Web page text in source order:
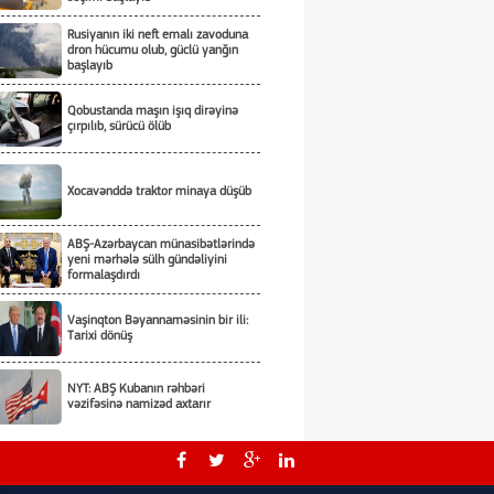
Rusiyanın iki neft emalı zavoduna
dron hücumu olub, güclü yanğın
başlayıb
Qobustanda maşın işıq dirəyinə
çırpılıb, sürücü ölüb
Xocavənddə traktor minaya düşüb
ABŞ-Azərbaycan münasibətlərində
yeni mərhələ sülh gündəliyini
formalaşdırdı
Vaşinqton Bəyannaməsinin bir ili:
Tarixi dönüş
NYT: ABŞ Kubanın rəhbəri
vəzifəsinə namizəd axtarır
Tarixi hadisələri zaman yaradır -
Tarixi dönüşləri isə liderlər!